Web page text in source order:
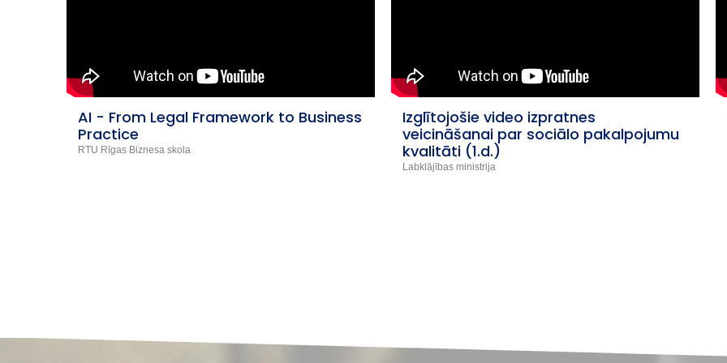
Izglītojošie video izpratnes
veicināšanai par sociālo pakalpojumu
kvalitāti (1.d.)
Meža diena 2025